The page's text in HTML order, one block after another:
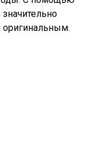
оригинальным.